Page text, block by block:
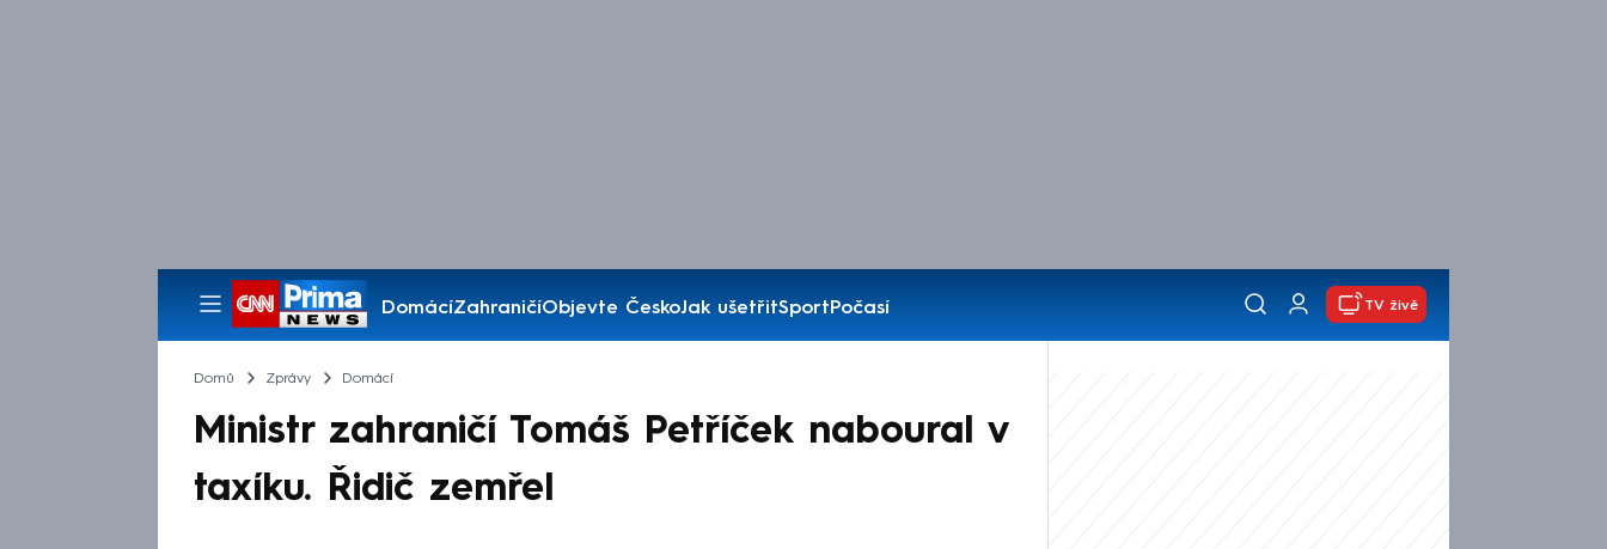
DomácíZahraničíObjevte ČeskoJak ušetřitSportPočasí
Pořady
TV živě
Domů Zprávy Domácí
Ministr zahraničí Tomáš Petříček naboural v
taxíku. Řidič zemřel